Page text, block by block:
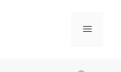
Menu